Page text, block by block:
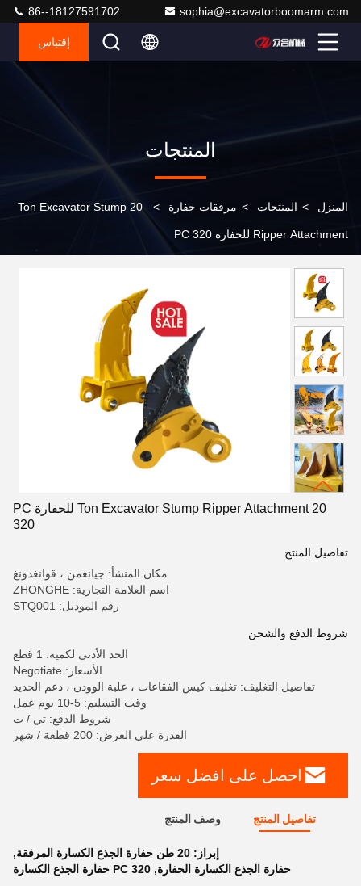
sophia@excavatorboomarm.com
86--18127591702
إقتباس
المنتجات
المنزل > المنتجات > مرفقات حفارة >
20 Ton Excavator Stump
Ripper Attachment للحفارة PC 320
20 Ton Excavator Stump Ripper Attachment للحفارة PC
320
تفاصيل المنتج
مكان المنشأ: جيانغمن ، قوانغدونغ
اسم العلامة التجارية: ZHONGHE
رقم الموديل: STQ001
شروط الدفع والشحن
الحد الأدنى لكمية: 1 قطع
الأسعار: Negotiate
تفاصيل التغليف: تغليف كيس الفقاعات ، علبة الوودن ، دعم الحديد
وقت التسليم: 5-10 يوم عمل
شروط الدفع: تي / ت
القدرة على العرض: 200 قطعة / شهر
احصل على افضل سعر
تفاصيل المنتج وصف المنتج
إبراز: 20 طن حفارة الجذع الكسارة المرفقة
,
حفارة الجذع الكسارة الحفارة, PC 320 حفارة الجذع الكسارة